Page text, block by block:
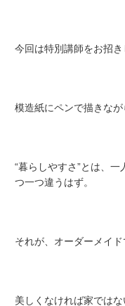
今回は特別講師をお招き
模造紙にペンで描きなが
“暮らしやすさ”とは、
つ一つ違うはず。
それが、オーダーメイド
美しくなければ家ではな